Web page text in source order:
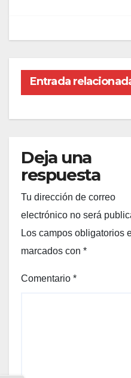
Entrada
Deja una
respuesta
Tu dirección de correo
electrónico no será
Los campos obligatorios
marcados con *
Comentario *